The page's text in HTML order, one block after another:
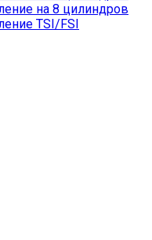
на 8 цилиндров
TSI/FSI